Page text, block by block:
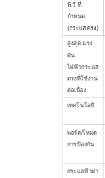
พี.วี ที่
กำหนด
(กระแสตรง)
สูงสุด แรง
ดัน
ไฟฟ้ากระแส
ตรงที่ใช้งาน
ต่อเนื่อง
เทคโนโลยี
พอร์ต/โหมด
การป้องกัน
กระแสฟ้าผ่า